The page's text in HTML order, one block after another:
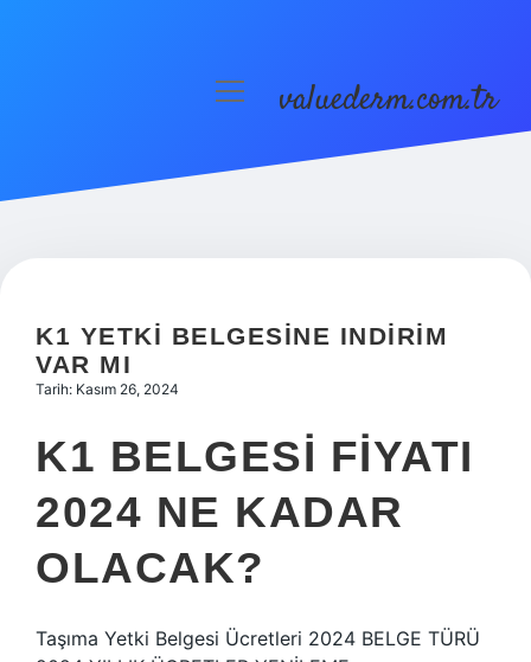
menüyüvaluederm.com.tr
K1 YETKI BELGESINE INDIRIM
VAR MI
Tarih: Kasım 26, 2024
K1 BELGESI FIYATI
2024 NE KADAR
OLACAK?
Taşıma Yetki Belgesi Ücretleri 2024 BELGE TÜRÜ